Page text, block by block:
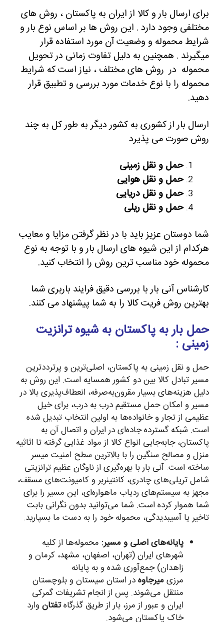
برای ارسال بار و کالا از ایران به پاکستان ، روش های
مختلفی وجود دارد . این روش ها بر اساس نوع بار و
شرایط محموله و وضعیت آن مورد استفاده قرار
میگیرند . همچنین به دلیل تفاوت زمانی در تحویل
محموله در روش های مختلف ، نیاز است که شرایط
محموله را با نوع خدمات مورد بررسی و تطبیق قرار
دهید.
ارسال بار از کشوری به کشور دیگر به طور کل به چند
روش صورت می پذیرد
حمل و نقل زمینی
حمل و نقل هوایی
حمل و نقل دریایی
حمل و نقل ریلی
شما دوستان عزیز باید با در نظر گرفتن مزایا و معایب
هرکدام از این شیوه های ارسال بار و با توجه به نوع
محموله خود مناسب ترین روش را انتخاب کنید.
کارشناس آنی بار با بررسی دقیق فرایند باربری شما
بهترین روش فریت کالا را به شما پیشنهاد می کنند.
حمل بار به پاکستان به شیوه ترانزیت
زمینی :
حمل و نقل زمینی به پاکستان، اصلی‌ترین و پرترددترین
مسیر تبادل کالا بین دو کشور همسایه است. این روش به
دلیل هزینه‌های بسیار مقرون‌به‌صرفه، انعطاف‌پذیری بالا در
مسیر و امکان حمل مستقیم درب به درب، برای خیل
عظیمی از تجار و خانواده‌ها به اولین انتخاب تبدیل شده
است. شبکه گسترده جاده‌ای در ایران و اتصال آن به
پاکستان، جابه‌جایی انواع کالا از مواد غذایی گرفته تا اثاثیه
منزل و مصالح سنگین را با بالاترین سطح امنیت میسر
ساخته است. آنی بار با بهره‌گیری از ناوگان عظیم ترانزیتی
شامل تریلی‌های چادری، کانتینربر و کامیونت‌های مسقف،
مجهز به سیستم‌های ردیاب ماهواره‌ای، این مسیر را برای
شما هموار کرده است. شما می‌توانید بدون نگرانی بابت
تاخیر یا آسیبدیدگی، محموله خود را به دست ما بسپارید.
پایانه‌های اصلی و مسیر: محموله‌ها از کلیه
شهرهای ایران (تهران، اصفهان، مشهد، کرمان و
زاهدان) جمع‌آوری شده و به پایانه
مرزیمیرجاوهدر استان سیستان و بلوچستان
منتقل می‌شوند. پس از انجام تشریفات گمرکی
ایران و عبور از مرز، بار از طریق گذرگاهتفتانوارد
خاک پاکستان می‌شود.